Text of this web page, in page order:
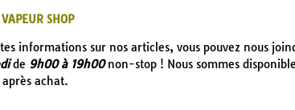
SHOP
informations sur nos articles, vous pouvez nous
de 9h00 à 19h00non-stop ! Nous sommes
achat.